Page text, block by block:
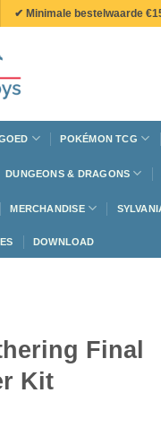
✔ Minimale bestelwaarde
POKÉMON TCG
DUNGEONS & DRAGONS
MERCHANDISE
DOWNLOAD
Final
Kit